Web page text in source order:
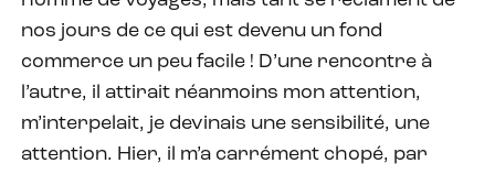
nos jours de ce qui est devenu un fond
commerce un peu facile ! D’une rencontre à
l’autre, il attirait néanmoins mon attention,
m’interpelait, je devinais une sensibilité, une
attention. Hier, il m’a carrément chopé, par